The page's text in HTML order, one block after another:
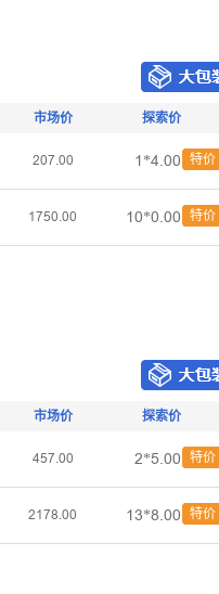
市场价 探索价
ſřƚŤřř ǝ*ȂŤřř 特价
ǝƚœřŤřř ǝř*řŤřř 特价
市场价 探索价
ȂœƚŤřř ſ*œŤřř 特价
ſǝƚȬŤřř ǝŁ*ȬŤřř 特价